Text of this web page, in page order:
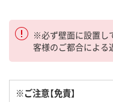
※必ず壁面に設置し
客様のご都合による
※ご注意【免責】